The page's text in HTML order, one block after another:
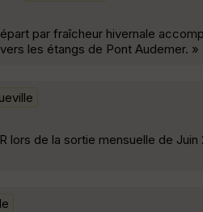
par fraîcheur hivernale
les étangs de Pont Audemer. »
lors de la sortie mensuelle de